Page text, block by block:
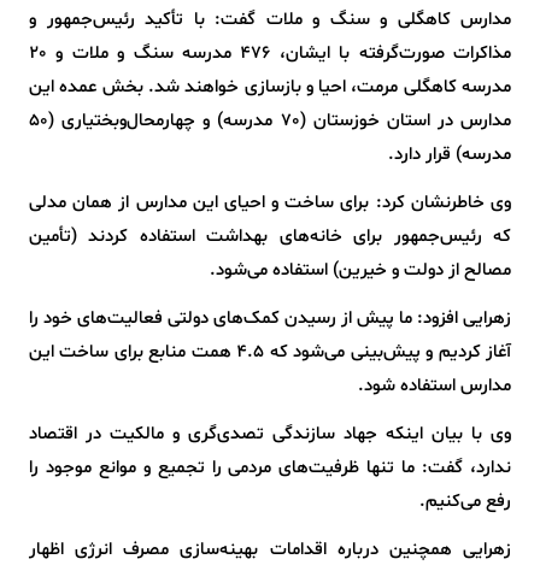
مدارس کاهگلی و سنگ و ملات گفت: با تأکید رئیس‌جمهور و
مذاکرات صورت‌گرفته با ایشان، 476 مدرسه سنگ و ملات و 20
مدرسه کاهگلی مرمت، احیا و بازسازی خواهند شد. بخش عمده این
مدارس در استان خوزستان (70 مدرسه) و چهارمحال‌وبختیاری (50
مدرسه) قرار دارد.
وی خاطرنشان کرد: برای ساخت و احیای این مدارس از همان مدلی
که رئیس‌جمهور برای خانه‌های بهداشت استفاده کردند (تأمین
مصالح از دولت و خیرین) استفاده می‌شود.
زهرایی افزود: ما پیش از رسیدن کمک‌های دولتی فعالیت‌های خود را
آغاز کردیم و پیش‌بینی می‌شود که 4.5 همت منابع برای ساخت این
مدارس استفاده شود.
وی با بیان اینکه جهاد سازندگی تصدی‌گری و مالکیت در اقتصاد
ندارد، گفت: ما تنها ظرفیت‌های مردمی را تجمیع و موانع موجود را
رفع می‌کنیم.
زهرایی همچنین درباره اقدامات بهینه‌سازی مصرف انرژی اظهار